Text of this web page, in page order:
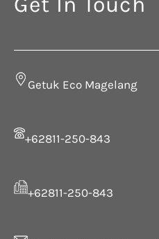
Getuk Eco Magelang
+62811-250-843
+62811-250-843